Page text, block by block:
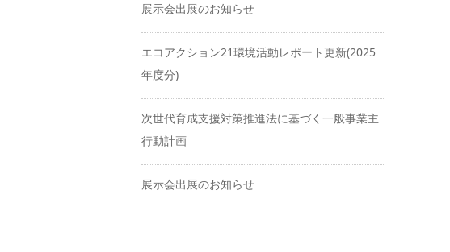
展示会出展のお知らせ
エコアクション21環境活動レポート更新(2025
年度分)
次世代育成支援対策推進法に基づく一般事業主
行動計画
展示会出展のお知らせ